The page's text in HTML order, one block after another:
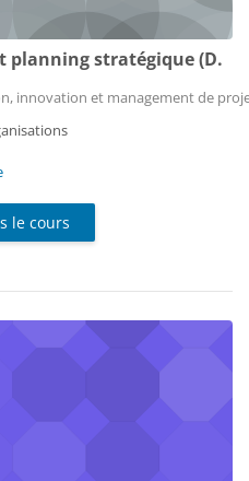
planning stratégique (D.
innovation et management de
le cours